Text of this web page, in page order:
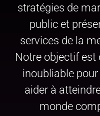
stratégies de
public et
services de la
Notre objectif est
inoubliable
aider à
monde